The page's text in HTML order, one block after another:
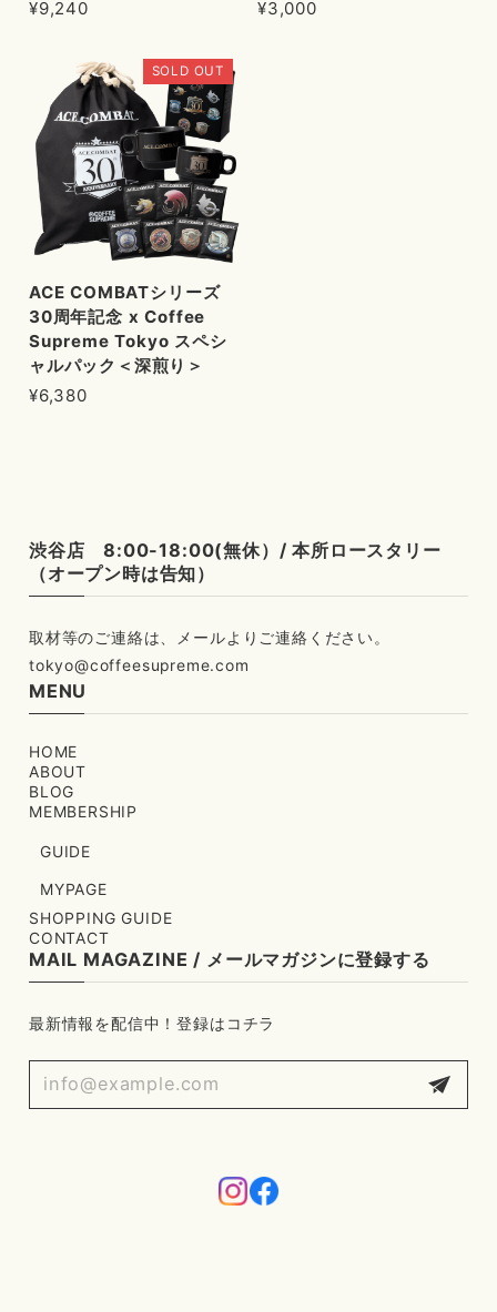
¥9,240
¥3,000
SOLD OUT
ACE COMBATシリーズ
30周年記念 x Coffee
Supreme Tokyo スペシ
ャルパック＜深煎り＞
¥6,380
渋谷店 8:00-18:00(無休）/ 本所ロースタリー
（オープン時は告知）
tokyo@coffeesupreme.com
MENU
HOME
ABOUT
BLOG
MEMBERSHIP
GUIDE
MYPAGE
SHOPPING GUIDE
CONTACT
MAIL MAGAZINE / メールマガジンに登録する
最新情報を配信中！登録はコチラ